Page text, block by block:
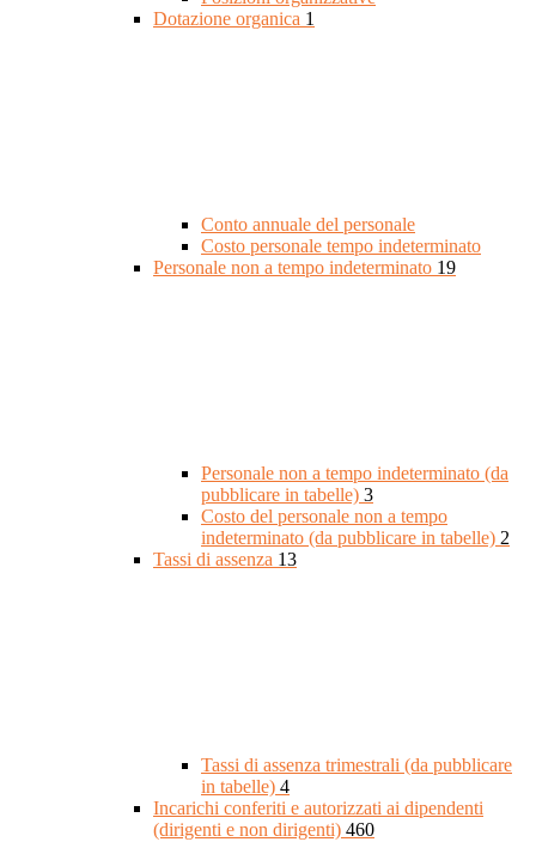
Dotazione organica 1
Conto annuale del personale
Costo personale tempo indeterminato
Personale non a tempo indeterminato 19
Personale non a tempo indeterminato (da
pubblicare in tabelle) 3
Costo del personale non a tempo
indeterminato (da pubblicare in tabelle) 2
Tassi di assenza 13
Tassi di assenza trimestrali (da pubblicare
in tabelle) 4
Incarichi conferiti e autorizzati ai dipendenti
(dirigenti e non dirigenti) 460